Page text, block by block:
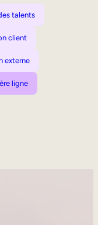
talents
client
externe
ligne